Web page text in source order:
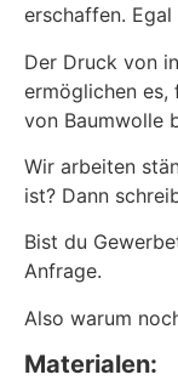
erschaffen.
Der Druck von
ermöglichen
von Baumwolle
Wir arbeiten
ist? Dann
Bist du
Anfrage.
Also warum
Materialen: